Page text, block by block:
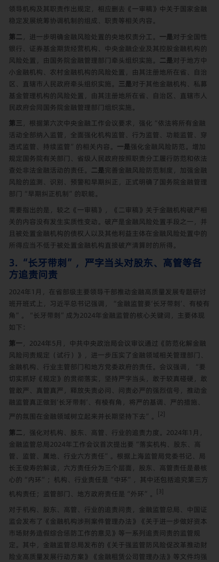
领导机构及其职责作出规定，相应删去《一审稿》中关于国家金融
稳定发展统筹协调机制的组成、职责等相关内容。
第二 ，进一步明确金融风险处置的央地权责分工。 一是对于全国性
银行、证券基金期货经营机构、中央金融企业及其控股金融机构的
风险处置，由国务院金融管理部门牵头组织实施。 二是对于地方中
小金融机构、农村金融机构的风险处置，由其注册地所在省、自治
区、直辖市人民政府牵头组织实施。 三是对于其他金融机构、私募
基金管理机构的风险处置，由其注册地所在省、自治区、直辖市人
民政府会同国务院金融管理部门组织实施。
第三 ，根据第六次中央金融工作会议要求，强化“依法将所有金融
活动全部纳入监管，全面强化机构监管、行为监管、功能监管、穿
透式监管、持续监管”的相关内容。 一是强化金融风险防范。增加
规定国务院有关部门、省级人民政府按照职责分工履行防范和依法
查处非法金融活动的责任。 二是完善金融风险防范制度，加强金融
风险的监测、识别、预警和早期纠正，正式明确了国务院金融管理
部门“早期纠正机制”的职能。
需要指出的是，较之《一审稿》，《二审稿》关于金融机构破产相
关的内容没有发生实质性变动。破产是金融风险处置手段之一，并
且被处置金融机构的债权人以及其他利益主体在金融风险处置中的
所得应当不低于被处置金融机构直接破产清算时的所得。
3. “长牙带刺”，严字当头对股东、高管等各
方追责问责
2024年1月，在省部级主要领导干部推动金融高质量发展专题研讨
班开班式上，习近平总书记强调，“金融监管要‘长牙带刺’、有棱有
角”。“长牙带刺”成为2024年金融监管的核心关键词，主要体现
如下：
第一 ，2024年5月，中共中央政治局会议审议通过《防范化解金融
风险问责规定（试行）》，进一步压实了金融领域相关管理部门、
金融机构、行业主管部门和地方党委政府的责任。会议强调，“要
切实抓好《规定》的贯彻落实，坚持严字当头，敢于较真碰硬，敢
管敢严、真管真严，释放失责必问、问责必严的强烈信号，推动金
融监管真正做到‘长牙带刺’、有棱有角，将严的基调、严的措施、
严的氛围在金融领域树立起来并长期坚持下去”。
[2]
第二 ，强化对机构、股东、高管、行业的追责力度。2024年1月，
金融监管总局2024年工作会议首次提出要“落实机构、股东、高
管、监管、属地、行业六方责任”。根据上海监管局党委书记、局
长王俊寿的解读，六方责任分为三个层面，股东、高管责任是最核
心的“内环”；机构、行业责任是“中环”，其中还包括追究第三方
机构责任；监管部门、地方政府责任是“外环”。
[3]
对于机构、股东、高管、行业的追责问责，金融监管总局、中国证
监会发布了《金融机构涉刑案件管理办法》《关于进一步做好资本
市场财务造假综合惩防工作的意见》等一系列追责问责的监管规
定。其中，金融监管总局发布的《关于强监管防风险促改革推动财
险业高质量发展行动方案》《金融租赁公司管理办法》等文件均强